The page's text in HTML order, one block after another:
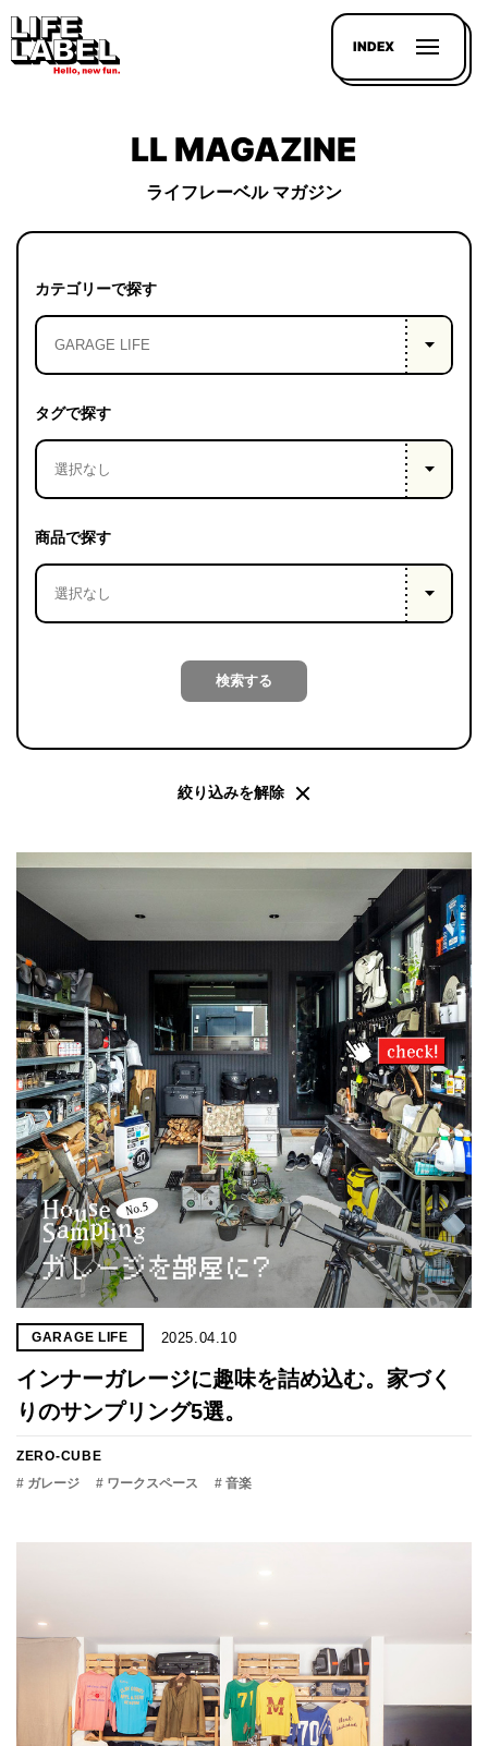
INDEX
UP
PROJECT
LIFE
LABEL
はい
会社概
企業の
方へ
お問い
合わせ
プライ
バシー
ポリシ
ー
採用情
報
LL MAGAZINE
ライフレーベル マガジン
カテゴリーで探す
タグで探す
商品で探す
検索する
絞り込みを解除
GARAGE LIFE 2025.04.10
インナーガレージに趣味を詰め込む。家づく
りのサンプリング5選。
ZERO-CUBE
# ガレージ
# ワークスペース # 音楽